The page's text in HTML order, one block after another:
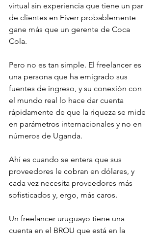
virtual sin experiencia que tiene un par
de clientes en Fiverr probablemente
gane más que un gerente de Coca
Cola.
Pero no es tan simple. El freelancer es
una persona que ha emigrado sus
fuentes de ingreso, y su conexión con
el mundo real lo hace dar cuenta
rápidamente de que la riqueza se mide
en parámetros internacionales y no en
números de Uganda.
Ahí es cuando se entera que sus
proveedores le cobran en dólares, y
cada vez necesita proveedores más
sofisticados y, ergo, más caros.
Un freelancer uruguayo tiene una
cuenta en el BROU que está en la